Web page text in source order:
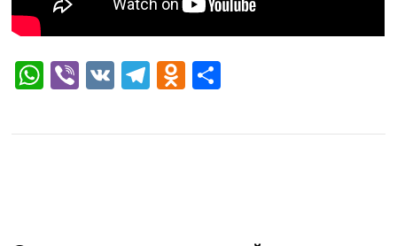
WhatsApp
Viber
VKTelegram
Odnoklassniki